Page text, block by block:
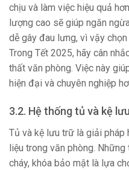
chịu và làm việc hiệu quả
lượng cao sẽ giúp ngăn
dễ gây đau lưng, vì vậy
Trong Tết 2025, hãy cân
thất văn phòng. Việc này
hiện đại và chuyên nghiệp
3.2. Hệ thống tủ và kệ
Tủ và kệ lưu trữ là giải pháp
liệu trong văn phòng.
cháy, khóa bảo mật là lựa